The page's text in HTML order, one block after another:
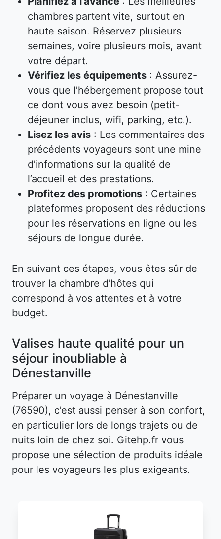
chambres partent vite, surtout en
haute saison. Réservez plusieurs
semaines, voire plusieurs mois, avant
votre départ.
Vérifiez les équipements : Assurez-
vous que l’hébergement propose tout
ce dont vous avez besoin (petit-
déjeuner inclus, wifi, parking, etc.).
Lisez les avis : Les commentaires des
précédents voyageurs sont une mine
d’informations sur la qualité de
l’accueil et des prestations.
Profitez des promotions : Certaines
plateformes proposent des réductions
pour les réservations en ligne ou les
séjours de longue durée.
En suivant ces étapes, vous êtes sûr de
trouver la chambre d’hôtes qui
correspond à vos attentes et à votre
budget.
Valises haute qualité pour un
séjour inoubliable à
Dénestanville
Préparer un voyage à Dénestanville
(76590), c’est aussi penser à son confort,
en particulier lors de longs trajets ou de
nuits loin de chez soi. Gitehp.fr vous
propose une sélection de produits idéale
pour les voyageurs les plus exigeants.